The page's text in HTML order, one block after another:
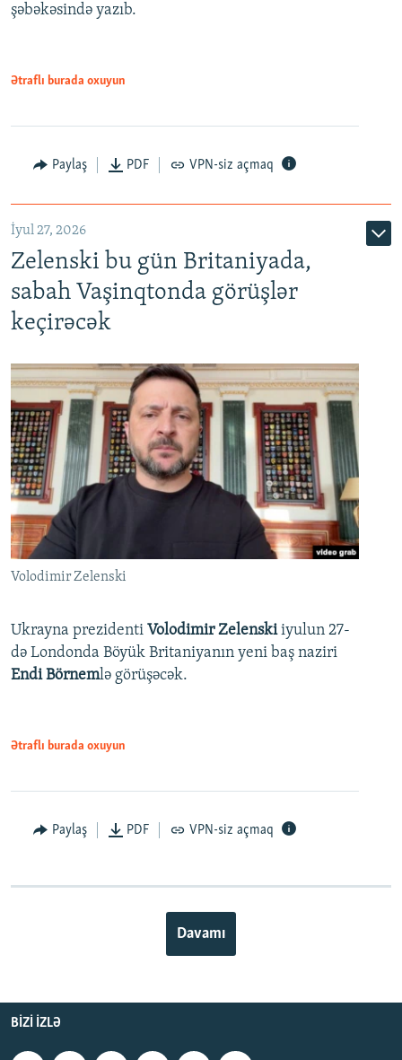
şəbəkəsində yazıb.
Ətraflı burada oxuyun
Paylaş PDF VPN-siz açmaq
İyul 27, 2026
Zelenski bu gün Britaniyada,
sabah Vaşinqtonda görüşlər
keçirəcək
Volodimir Zelenski
Ukrayna prezidenti Volodimir Zelenskiiyulun 27-
də Londonda Böyük Britaniyanın yeni baş naziri
Endi Börnemlə görüşəcək.
Ətraflı burada oxuyun
Paylaş PDF VPN-siz açmaq
Davamı
BIZI IZLƏ